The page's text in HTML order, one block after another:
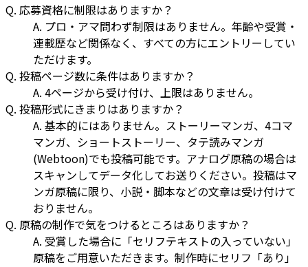
Q. 応募資格に制限はありますか？
A. プロ・アマ問わず制限はありません。年齢や受賞・
連載歴など関係なく、すべての方にエントリーしてい
ただけます。
Q. 投稿ページ数に条件はありますか？
A. 4ページから受け付け、上限はありません。
Q. 投稿形式にきまりはありますか？
A. 基本的にはありません。ストーリーマンガ、4コマ
マンガ、ショートストーリー、タテ読みマンガ
(Webtoon)でも投稿可能です。アナログ原稿の場合は
スキャンしてデータ化してお送りください。投稿はマ
ンガ原稿に限り、小説・脚本などの文章は受け付けて
おりません。
Q. 原稿の制作で気をつけるところはありますか？
A. 受賞した場合に「セリフテキストの入っていない」
原稿をご用意いただきます。制作時にセリフ「あり」